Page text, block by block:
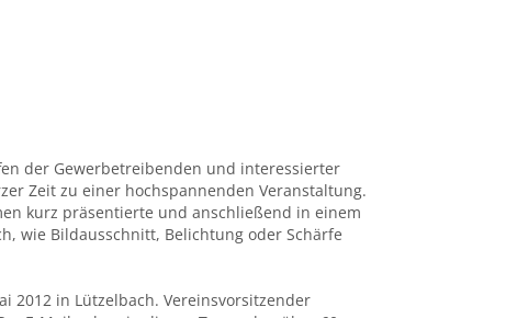
der Gewerbetreibenden und interessierter
Zeit zu einer hochspannenden Veranstaltung.
kurz präsentierte und anschließend in einem
wie Bildausschnitt, Belichtung oder Schärfe
2012 in Lützelbach. Vereinsvorsitzender